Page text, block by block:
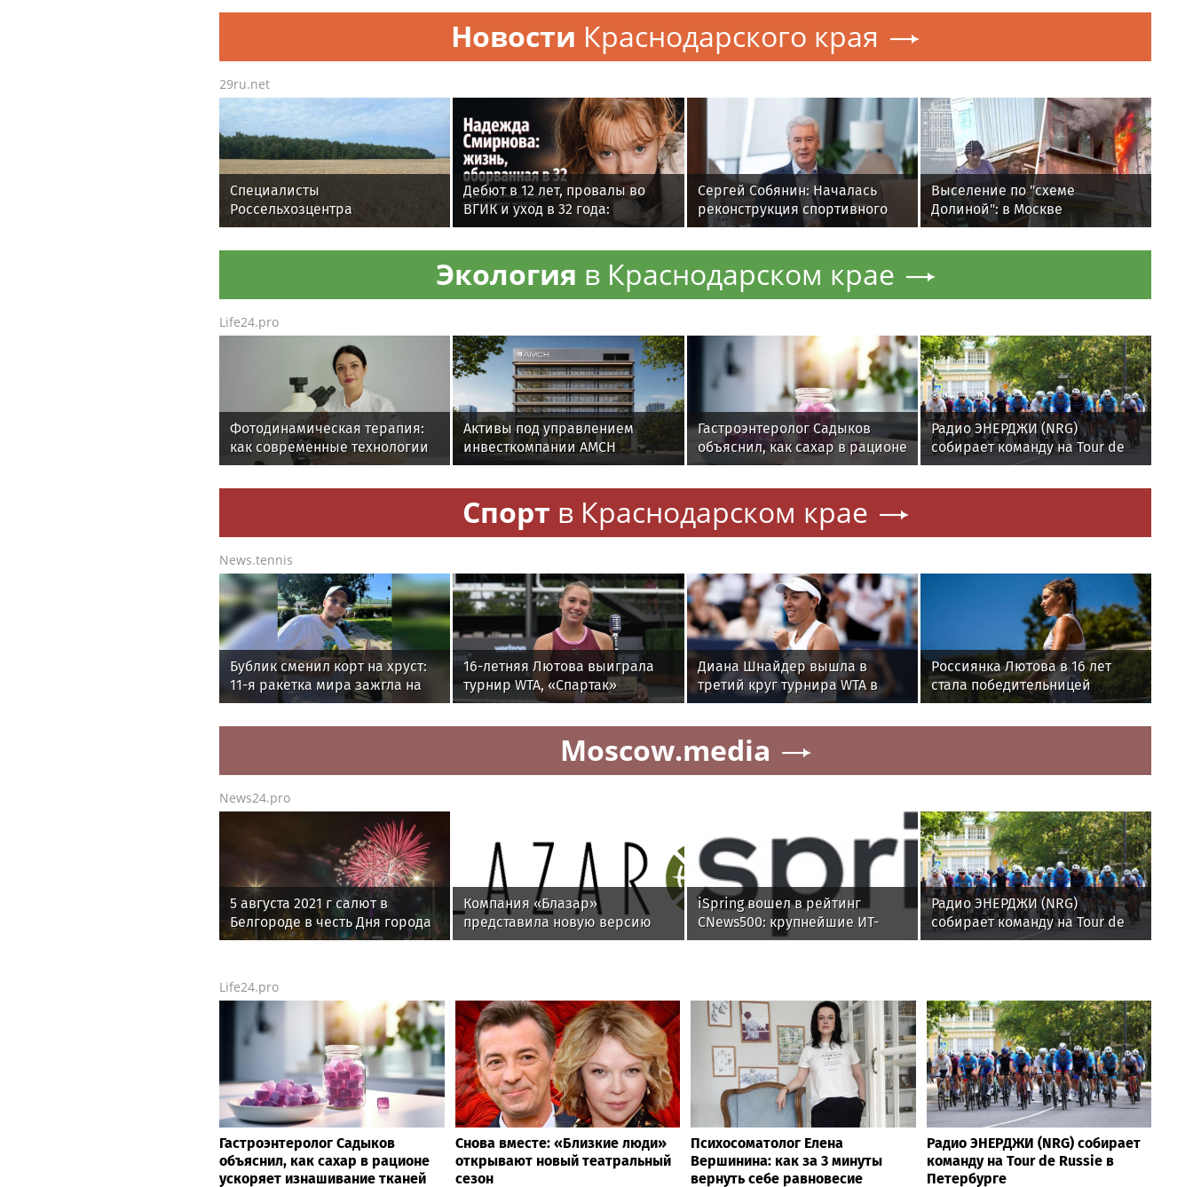
Новости Краснодарского края
29ru.net
Специалисты
Россельхозцентра
Подмосковья провели
апробацию новых сортов
Дебют в 12 лет, провалы во
ВГИК и уход в 32 года:
короткий путь актрисы
Надежды Смирновой
Сергей Собянин: Началась
реконструкция спортивного
комплекса в Крылатском
Выселение по "схеме
Долиной": в Москве
пенсионерка устроила пожар
во время визита приставов
Экология в Краснодарском крае
Life24.pro
Фотодинамическая терапия:
как современные технологии
меняют подход к лечению
онкологии
Активы под управлением
инвесткомпании AMCH
превысили $50 млн
Гастроэнтеролог Садыков
объяснил, как сахар в рационе
ускоряет изнашивание тканей
Радио ЭНЕРДЖИ (NRG)
собирает команду на Tour de
Russie в Петербурге
Спорт в Краснодарском крае
News.tennis
Бублик сменил корт на хруст:
11-я ракетка мира зажгла на
Дне Огурца в Суздале
16-летняя Лютова выиграла
турнир WTA, «Спартак»
победил «Ахмат» в РПЛ.
Диана Шнайдер вышла в
третий круг турнира WTA в
Торонто
Россиянка Лютова в 16 лет
стала победительницей
дебютного для нее турнира
Moscow.media
News24.pro
5 августа 2021 г салют в
Белгороде в честь Дня города
Компания «Блазар»
представила новую версию
системы контроля сетевого
iSpring вошел в рейтинг
CNews500: крупнейшие ИТ-
компании России
Радио ЭНЕРДЖИ (NRG)
собирает команду на Tour de
Russie в Петербурге
Life24.pro
Гастроэнтеролог Садыков
объяснил, как сахар в рационе
ускоряет изнашивание тканей
Снова вместе: «Близкие люди»
открывают новый театральный
сезон
Психосоматолог Елена
Вершинина: как за 3 минуты
вернуть себе равновесие
Радио ЭНЕРДЖИ (NRG) собирает
команду на Tour de Russie в
Петербурге